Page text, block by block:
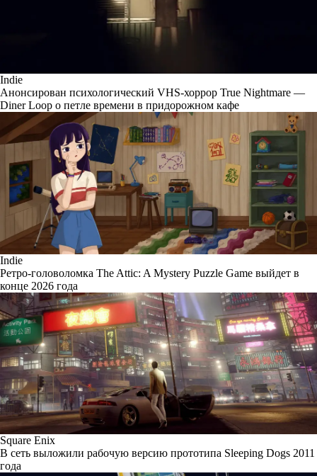
Indie
Анонсирован психологический VHS-хоррор True Nightmare —
Diner Loop о петле времени в придорожном кафе
Indie
Ретро-головоломка The Attic: A Mystery Puzzle Game выйдет в
конце 2026 года
Square Enix
В сеть выложили рабочую версию прототипа Sleeping Dogs 2011
года